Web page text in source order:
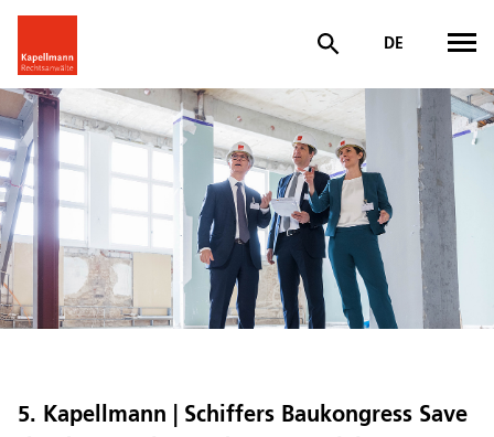
DE
5. Kapellmann | Schiffers Baukongress Save